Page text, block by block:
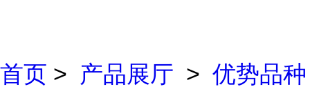
首页 > 产品展厅 > 优势品种